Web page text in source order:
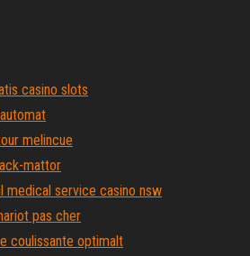
casino slots
melincue
mattor
medical service casino nsw
pas cher
coulissante optimalt